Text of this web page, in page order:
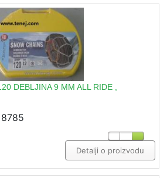
DEBLJINA 9 MM ALL RIDE ,
Detalji o proizvodu